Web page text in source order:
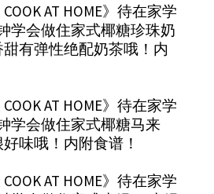
AT HOME》待在家学
学会做住家式椰糖珍珠奶
有弹性绝配奶茶哦！内
AT HOME》待在家学
学会做住家式椰糖马来
味哦！内附食谱！
AT HOME》待在家学